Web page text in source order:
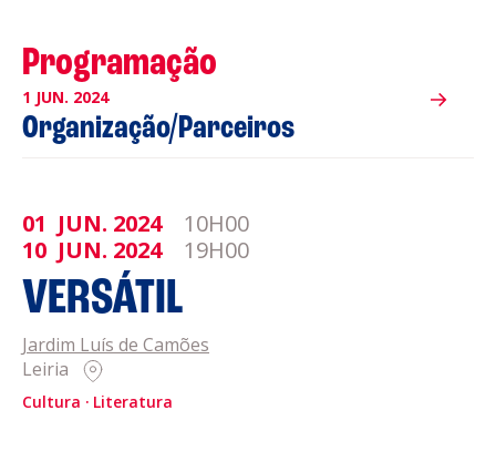
Programação
1 JUN. 2024
Organização/Parceiros
01 JUN. 2024
10H00
10 JUN. 2024 19H00
VERSÁTIL
Jardim Luís de Camões
Leiria
Cultura Literatura